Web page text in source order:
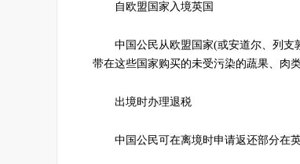
自欧盟国家入境英国
中国公民从欧盟国家(或安道尔、列支
带在这些国家购买的未受污染的蔬果、肉
出境时办理退税
中国公民可在离境时申请返还部分在